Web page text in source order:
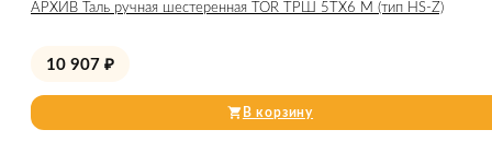
АРХИВ Таль ручная шестеренная TOR ТРШ 5ТХ6 М (тип HS-Z)
10 907 ₽
В корзину